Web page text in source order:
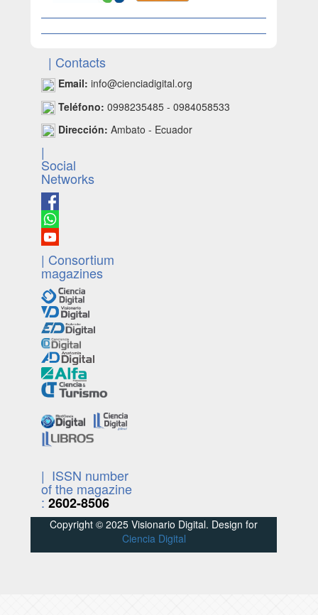
| Contacts
Email: info@cienciadigital.org
Teléfono: 0998235485 - 0984058533
Dirección: Ambato - Ecuador
|
Social
Networks
| Consortium
magazines
| ISSN number
of the magazine
: 2602-8506
Copyright © 2025 Visionario Digital. Design for
Ciencia Digital